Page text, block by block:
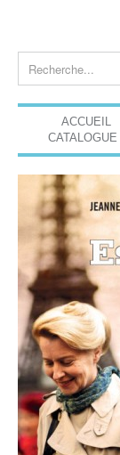
ACCUEIL
CATALOGUE